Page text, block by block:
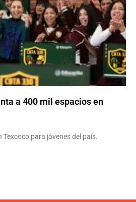
a 400 mil espacios en
para jóvenes del país.